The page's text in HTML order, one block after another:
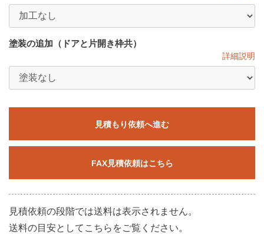
塗装の追加（ドアと片開き枠共）
詳細説明
見積もり依頼へ進む
FAX見積依頼はこちら
見積依頼の段階では送料は表示されません。
送料の目安としてこちらをご覧ください。